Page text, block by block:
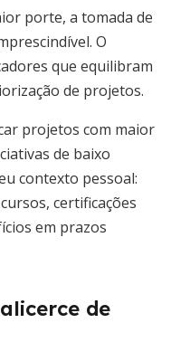
porte, a tomada de
O
que equilibram
de projetos.
projetos com maior
de baixo
contexto pessoal:
certificações
em prazos
de